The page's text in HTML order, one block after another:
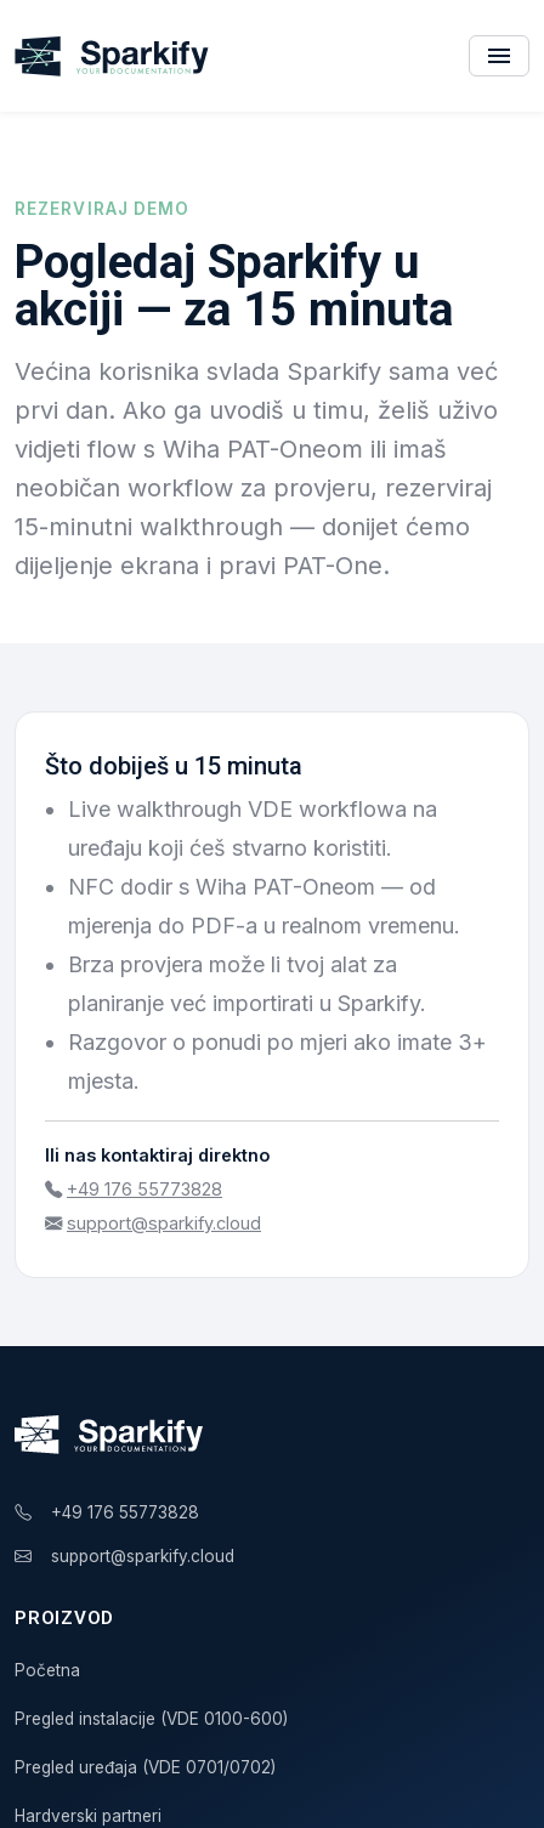
REZERVIRAJ DEMO
Pogledaj Sparkify u
akciji — za 15 minuta
Većina korisnika svlada Sparkify sama već
prvi dan. Ako ga uvodiš u timu, želiš uživo
vidjeti flow s Wiha PAT-Oneom ili imaš
neobičan workflow za provjeru, rezerviraj
15-minutni walkthrough — donijet ćemo
dijeljenje ekrana i pravi PAT-One.
Što dobiješ u 15 minuta
Live walkthrough VDE workflowa na
uređaju koji ćeš stvarno koristiti.
NFC dodir s Wiha PAT-Oneom — od
mjerenja do PDF-a u realnom vremenu.
Brza provjera može li tvoj alat za
planiranje već importirati u Sparkify.
Razgovor o ponudi po mjeri ako imate 3+
mjesta.
Ili nas kontaktiraj direktno
+49 176 55773828
support@sparkify.cloud
+49 176 55773828
support@sparkify.cloud
PROIZVOD
Početna
Pregled instalacije (VDE 0100-600)
Pregled uređaja (VDE 0701/0702)
Hardverski partneri